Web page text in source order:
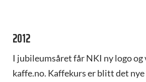
2012
I jubileumsåret får NKI ny logo
kaffe.no. Kaffekurs er blitt det